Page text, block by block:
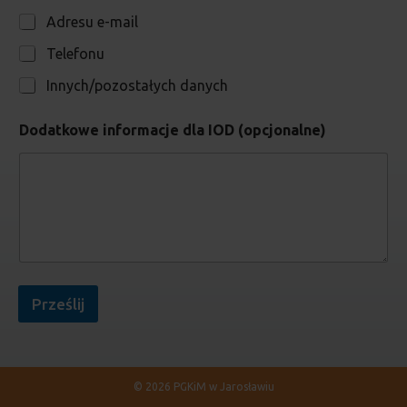
w
c
f
Adresu e-mail
Telefonu
Innych/pozostałych danych
Dodatkowe informacje dla IOD (opcjonalne)
Prześlij
© 2026 PGKiM w Jarosławiu